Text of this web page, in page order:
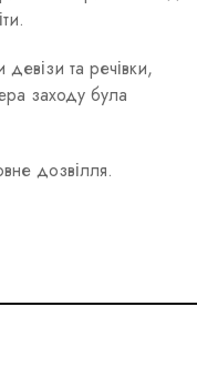
девізи та речівки,
заходу була
дозвілля.